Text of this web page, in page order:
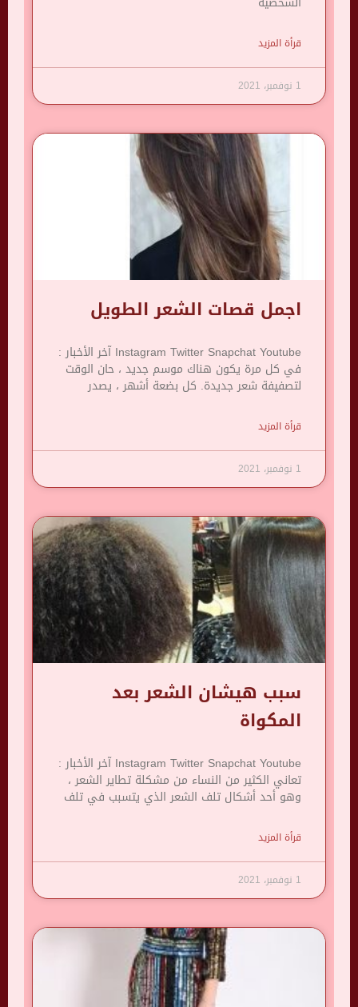
قرأة المزيد
1 نوفمبر، 2021
اجمل قصات الشعر الطويل
Instagram Twitter Snapchat Youtube آخر الأخبار :
في كل مرة يكون هناك موسم جديد ، حان الوقت
لتصفيفة شعر جديدة. كل بضعة أشهر ، يصدر
قرأة المزيد
1 نوفمبر، 2021
سبب هيشان الشعر بعد
المكواة
Instagram Twitter Snapchat Youtube آخر الأخبار :
تعاني الكثير من النساء من مشكلة تطاير الشعر ،
وهو أحد أشكال تلف الشعر الذي يتسبب في تلف
قرأة المزيد
1 نوفمبر، 2021